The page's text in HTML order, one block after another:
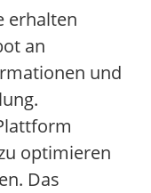
erhalten
an
und
optimieren
Das